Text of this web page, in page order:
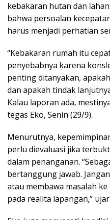
kebakaran hutan dan
bahwa persoalan
harus menjadi perhatian
“Kebakaran rumah itu
penyebabnya karena
penting ditanyakan,
dan apakah tindak
Kalau laporan ada,
tegas Eko, Senin (29/9).
Menurutnya,
perlu dievaluasi jika
dalam penanganan.
bertanggung jawab.
atau membawa masalah
pada realita lapangan,”